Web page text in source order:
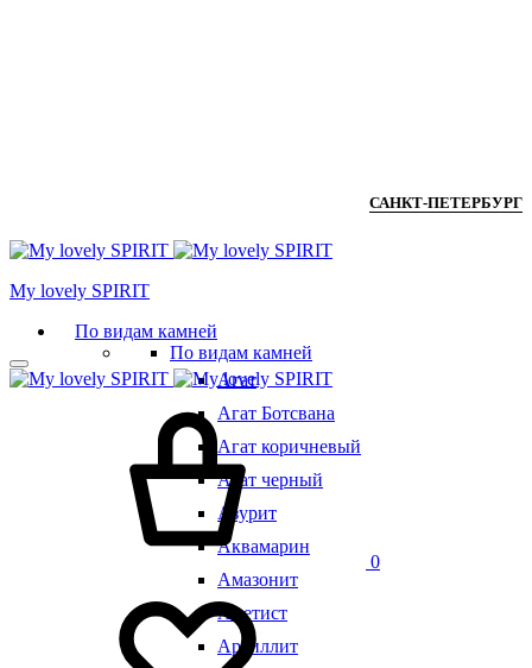
САНКТ-ПЕТЕРБУРГ
Мy lovely SPIRIT
По видам камней
По видам камней
Агат
Агат Ботсвана
Агат коричневый
Агат черный
Азурит
Аквамарин
Амазонит
Аметист
Аргиллит
0